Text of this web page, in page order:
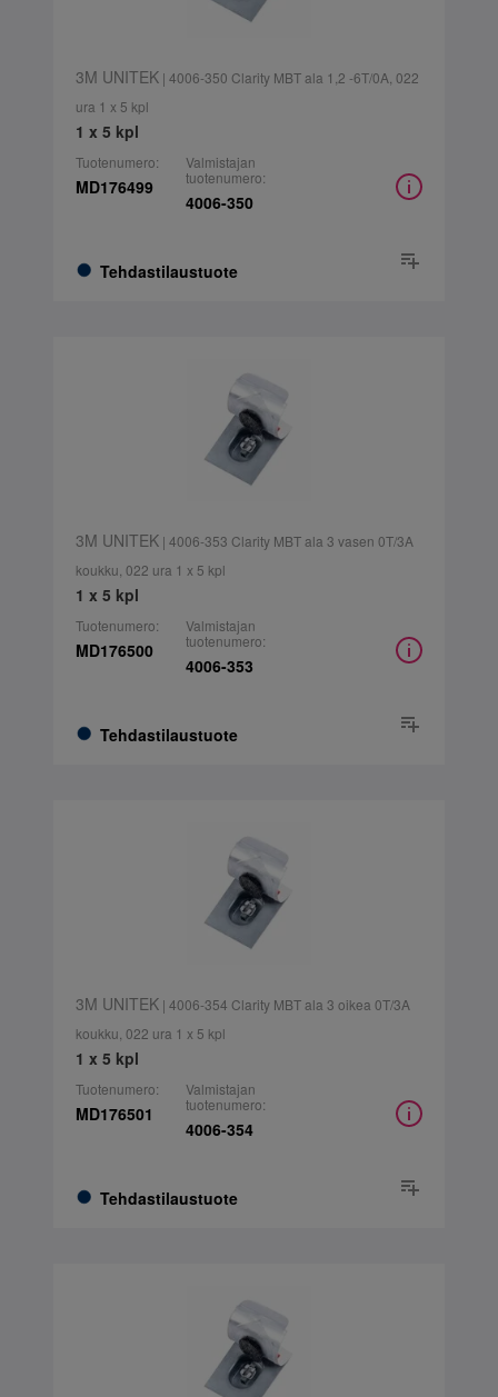
3M UNITEK| 4006-350 Clarity MBT ala 1,2 -6T/0A, 022
ura 1 x 5 kpl
1 x 5 kpl
Tuotenumero:
MD176499
Tehdastilaustuote
Valmistajan
tuotenumero:
4006-350
3M UNITEK| 4006-353 Clarity MBT ala 3 vasen 0T/3A
koukku, 022 ura 1 x 5 kpl
1 x 5 kpl
Tuotenumero:
MD176500
Tehdastilaustuote
Valmistajan
tuotenumero:
4006-353
3M UNITEK| 4006-354 Clarity MBT ala 3 oikea 0T/3A
koukku, 022 ura 1 x 5 kpl
1 x 5 kpl
Tuotenumero:
MD176501
Tehdastilaustuote
Valmistajan
tuotenumero:
4006-354